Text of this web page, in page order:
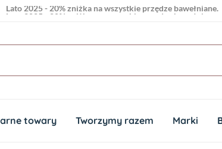
Lato 2025 - 20% zniżka na wszystkie przędze bawełniane.
towary Tworzymy razem Marki